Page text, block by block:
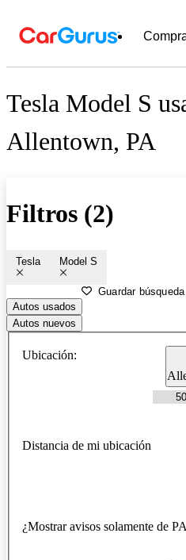
Tesla Model S
Allentown, PA
Filtros (2)
Tesla Model S
Guardar búsqueda
Autos usados
Autos nuevos
Ubicación:
Distancia de mi ubicación
¿Mostrar avisos solamente de